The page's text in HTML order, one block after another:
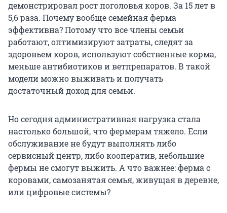
демонстрировал рост поголовья коров. За 15 летв
5,6 раза. Почему вообще семейная ферма
эффективна? Потому что все члены семьи
работают, оптимизируют затраты, следят за
здоровьем коров, используют собственные корма,
меньше антибиотиков и ветпрепаратов. В такой
модели можно выживать и получать
достаточный доход для семьи.
Но сегодня административная нагрузка стала
настолько большой, что фермерам тяжело. Если
обслуживание не будут выполнять либо
сервисный центр, либо кооператив, небольшие
фермы не смогут выжить. А что важнее: ферма с
коровами, самозанятая семья, живущая в деревне,
или цифровые системы?